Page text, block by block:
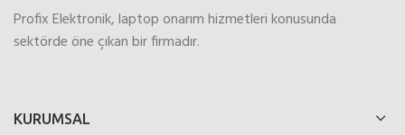
Profix Elektronik, laptop onarım hizmetleri konusunda
sektörde öne çıkan bir firmadır.
KURUMSAL